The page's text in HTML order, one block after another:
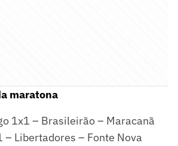
maratona
1x1 – Brasileirão – Maracanã
– Libertadores – Fonte Nova